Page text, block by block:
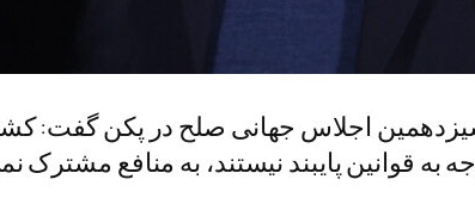
اجلاس جهانی صلح در پکن گفت:
به قوانین پایبند نیستند، به منافع